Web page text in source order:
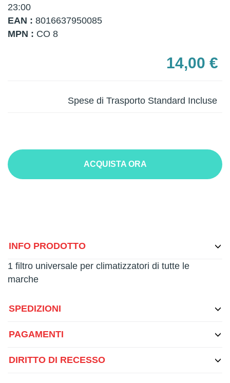
23:00
EAN : 8016637950085
MPN : CO 8
14,00 €
Spese di Trasporto Standard Incluse
ACQUISTA ORA
INFO PRODOTTO
1 filtro universale per climatizzatori di tutte le
marche
SPEDIZIONI
PAGAMENTI
DIRITTO DI RECESSO